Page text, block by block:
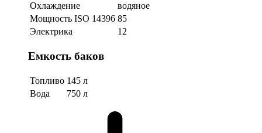
Охлаждение
водяное
Мощность ISO 14396 85
Электрика
12
Емкость баков
Топливо 145 л
Вода
750 л